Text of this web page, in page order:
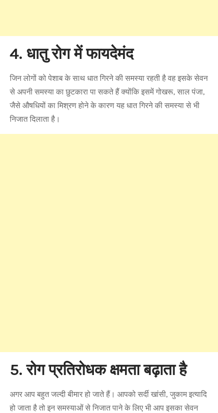
4. धातु रोग में फायदेमंद
जिन लोगों को पेशाब के साथ धात गिरने की समस्या रहती है वह इसके सेवन
से अपनी समस्या का छुटकारा पा सकते हैं क्योंकि इसमें गोखरू, साल पंजा,
जैसे औषधियों का मिश्रण होने के कारण यह धात गिरने की समस्या से भी
निजात दिलाता है।
5. रोग प्रतिरोधक क्षमता बढ़ाता है
अगर आप बहुत जल्दी बीमार हो जाते हैं। आपको सर्दी खांसी, जुकाम इत्यादि
हो जाता है तो इन समस्याओं से निजात पाने के लिए भी आप इसका सेवन